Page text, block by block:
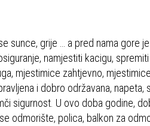
sunce, grije … a pred nama gore
namjestiti kacigu,
mjestimice zahtjevno,
i dobro održavana, napeta,
sigurnost. U ovo doba godine,
odmorište, polica, balkon za